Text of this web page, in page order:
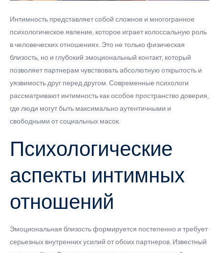
Интимность представляет собой сложное и многогранное
психологическое явление, которое играет колоссальную роль
в человеческих отношениях. Это не только физическая
близость, но и глубокий эмоциональный контакт, который
позволяет партнерам чувствовать абсолютную открытость и
уязвимость друг перед другом. Современные психологи
рассматривают интимность как особое пространство доверия,
где люди могут быть максимально аутентичными и
свободными от социальных масок.
Психологические
аспекты интимных
отношений
Эмоциональная близость формируется постепенно и требует
серьезных внутренних усилий от обоих партнеров. Известный